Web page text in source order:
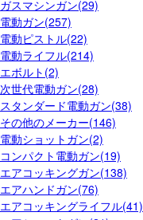
ガスマシンガン(29)
電動ガン(257)
電動ピストル(22)
電動ライフル(214)
エボルト(2)
次世代電動ガン(28)
スタンダード電動ガン(38)
その他のメーカー(146)
電動ショットガン(2)
コンパクト電動ガン(19)
エアコッキングガン(138)
エアハンドガン(76)
エアコッキングライフル(41)